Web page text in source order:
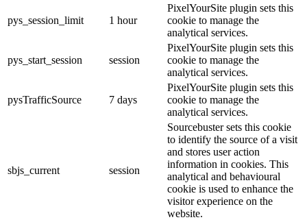
pys_session_limit 1 hour
PixelYourSite plugin sets this
cookie to manage the
analytical services.
pys_start_session session
PixelYourSite plugin sets this
cookie to manage the
analytical services.
pysTrafficSource 7 days
PixelYourSite plugin sets this
cookie to manage the
analytical services.
sbjs_current session
Sourcebuster sets this cookie
to identify the source of a visit
and stores user action
information in cookies. This
analytical and behavioural
cookie is used to enhance the
visitor experience on the
website.